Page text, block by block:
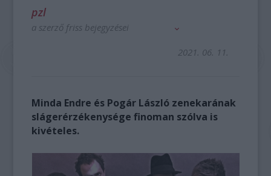
pzl
a szerző friss bejegyzései
2021. 06. 11.
Minda Endre és Pogár László zenekarának
slágerérzékenysége finoman szólva is
kivételes.